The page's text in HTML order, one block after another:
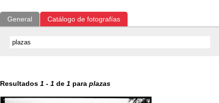
General Catálogo de fotografías
Resultados 1 - 1 de 1 para plazas